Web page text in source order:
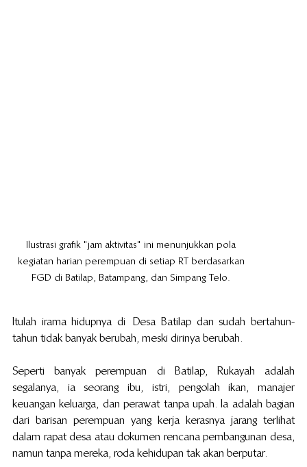
Ilustrasi grafik "jam aktivitas" ini menunjukkan pola
kegiatan harian perempuan di setiap RT berdasarkan
FGD di Batilap, Batampang, dan Simpang Telo.
Itulah irama hidupnya di  Desa Batilap dan sudah bertahun-
tahun tidak banyak berubah, meski dirinya berubah.
Seperti banyak perempuan di Batilap, Rukayah adalah
segalanya, ia seorang ibu, istri, pengolah ikan, manajer
keuangan keluarga, dan perawat tanpa upah. Ia adalah bagian
dari barisan perempuan yang kerja kerasnya jarang terlihat
dalam rapat desa atau dokumen rencana pembangunan desa,
namun tanpa mereka, roda kehidupan tak akan berputar.